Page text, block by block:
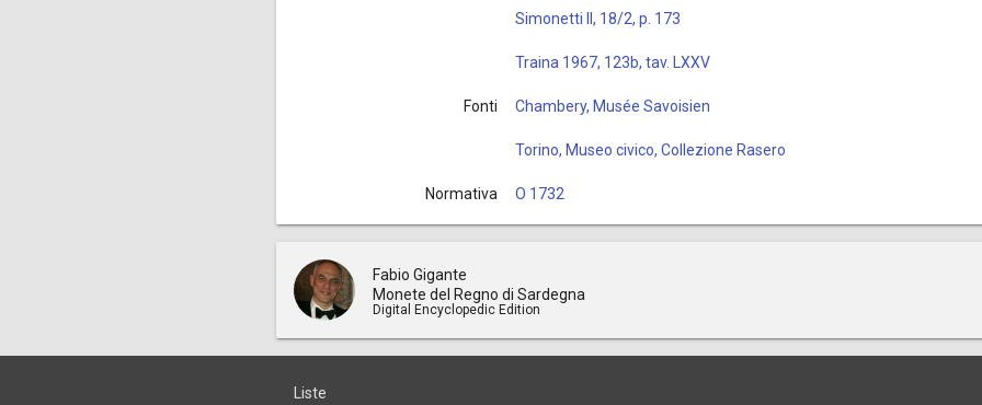
Simonetti II, 18/2, p. 173
Traina 1967, 123b, tav. LXXV
Fonti Chambery, Musée Savoisien
Torino, Museo civico, Collezione Rasero
Normativa O 1732
Fabio Gigante
Monete del Regno di Sardegna
Digital Encyclopedic Edition
Liste